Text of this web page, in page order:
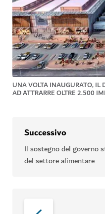
UNA VOLTA INAUGURATO, IL
AD ATTRARRE OLTRE 2.500
Successivo
Il sostegno del governo
del settore alimentare